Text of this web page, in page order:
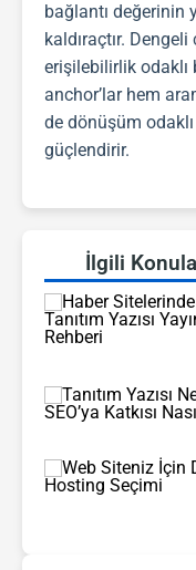
bağlantı değerinin
kaldıraçtır.
erişilebilirlik odaklı
anchor’lar hem
de dönüşüm odaklı
güçlendirir.
İlgili